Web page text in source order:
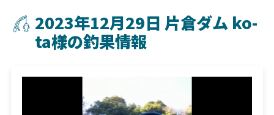
2023年12月29日 片倉ダム ko-
ta様の釣果情報